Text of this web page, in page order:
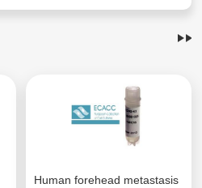
Human forehead metastasis